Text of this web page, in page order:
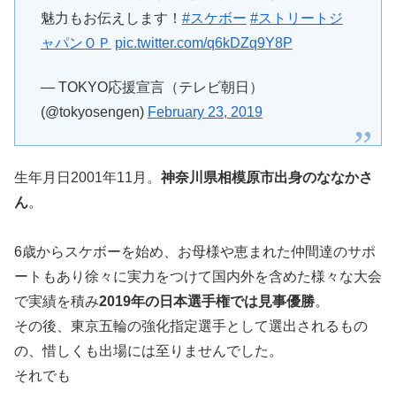
魅力もお伝えします！ #スケボー #ストリートジ
ャパンＯＰ pic.twitter.com/q6kDZq9Y8P
— TOKYO応援宣言（テレビ朝日）
(@tokyosengen) February 23, 2019
生年月日2001年11月。 神奈川県相模原市出身のななかさ
ん。
6歳からスケボーを始め、お母様や恵まれた仲間達のサポ
ートもあり徐々に実力をつけて国内外を含めた様々な大会
で実績を積み2019年の日本選手権では見事優勝。
その後、東京五輪の強化指定選手として選出されるもの
の、惜しくも出場には至りませんでした。
それでも